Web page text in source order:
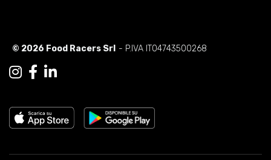
© 2026 Food Racers Srl - P.IVA IT04743500268